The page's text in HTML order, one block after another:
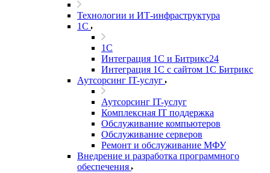
Технологии и ИТ-инфраструктура
1С
1С
Интеграция 1С и Битрикс24
Интеграция 1С с сайтом 1С Битрикс
Аутсорсинг IT-услуг
Аутсорсинг IT-услуг
Комплексная IT поддержка
Обслуживание компьютеров
Обслуживание серверов
Ремонт и обслуживание МФУ
Внедрение и разработка программного
обеспечения